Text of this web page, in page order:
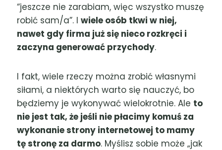
“jeszcze nie zarabiam, więc wszystko muszę
robić sam/a”. I wiele osób tkwi w niej,
nawet gdy firma już się nieco rozkręci i
zaczyna generować przychody.
I fakt, wiele rzeczy można zrobić własnymi
siłami, a niektórych warto się nauczyć, bo
będziemy je wykonywać wielokrotnie. Ale to
nie jest tak, że jeśli nie płacimy komuś za
wykonanie strony internetowej to mamy
tę stronę za darmo. Myślisz sobie może „jak